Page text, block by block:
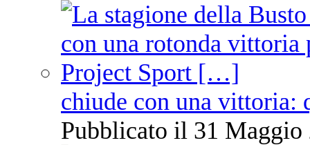
chiude con una vittoria:
Pubblicato il 31 Maggio